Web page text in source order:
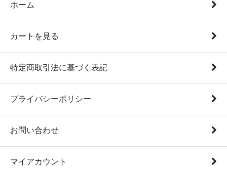
ホーム
カートを見る
特定商取引法に基づく表記
プライバシーポリシー
お問い合わせ
マイアカウント